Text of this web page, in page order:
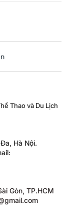
Thao và Du Lịch
Hà Nội.
Gòn, TP.HCM